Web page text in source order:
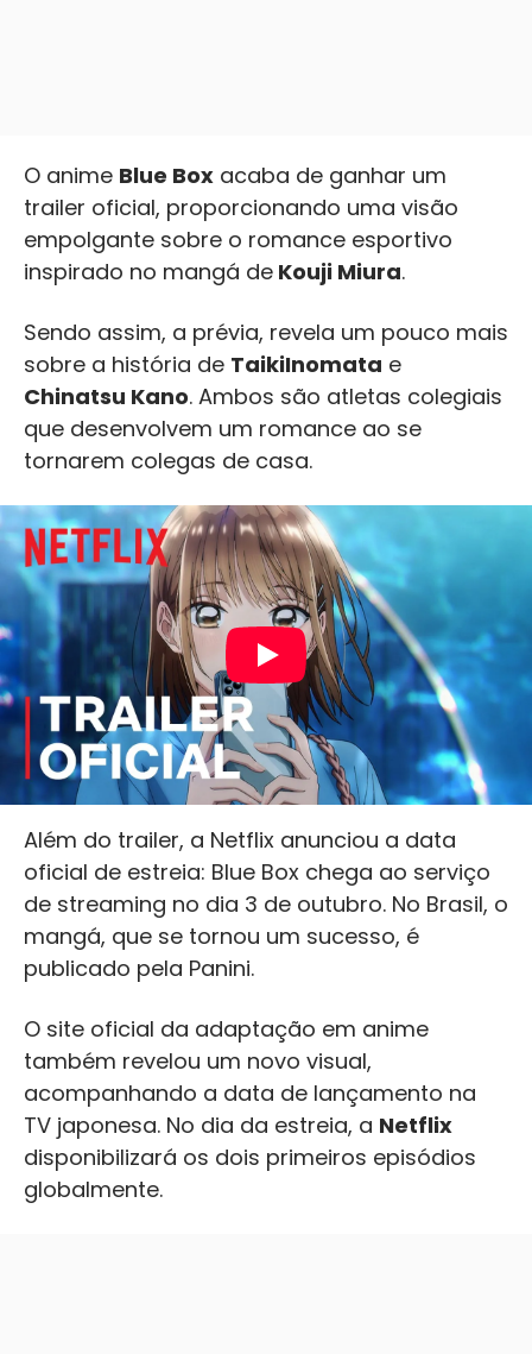
O anime Blue Box acaba de ganhar um
trailer oficial, proporcionando uma visão
empolgante sobre o romance esportivo
inspirado no mangá de Kouji Miura.
Sendo assim, a prévia, revela um pouco mais
sobre a história de TaikiInomata e
Chinatsu Kano. Ambos são atletas colegiais
que desenvolvem um romance ao se
tornarem colegas de casa.
Além do trailer, a Netflix anunciou a data
oficial de estreia: Blue Box chega ao serviço
de streaming no dia 3 de outubro. No Brasil, o
mangá, que se tornou um sucesso, é
publicado pela Panini.
O site oficial da adaptação em anime
também revelou um novo visual,
acompanhando a data de lançamento na
TV japonesa. No dia da estreia, a Netflix
disponibilizará os dois primeiros episódios
globalmente.